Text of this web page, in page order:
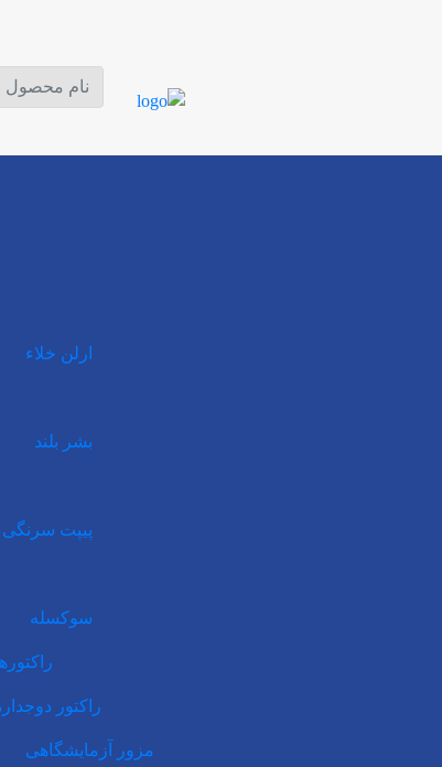
ارلن خلاء
بشر بلند
پیپت سرنگی
سوکسله
راکتور
مزور آزمایشگاهی